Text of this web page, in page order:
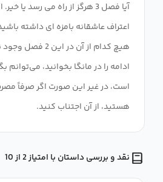
آیا فصل 3 هرگز از راه می رسد یا
اعتراف عاشقانه بامزه ای داشته
هیچ کدام از آن در
ادامه را در مانگا بخوانید،
است، در غیر این صورت اگر صرفاً
هستید، از آن اجتناب کنید.
نقد و بررسی داستان با امتیاز 2 از 10